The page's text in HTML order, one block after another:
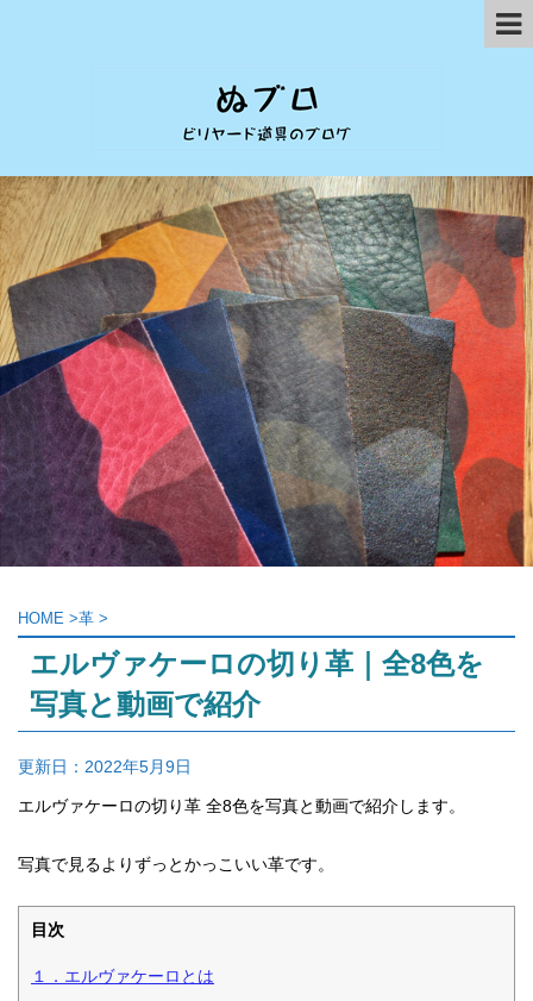
HOME >革 >
エルヴァケーロの切り革｜全8色を
写真と動画で紹介
更新日： 2022年5月9日
エルヴァケーロの切り革 全8色を写真と動画で紹介します。
写真で見るよりずっとかっこいい革です。
目次
１．エルヴァケーロとは